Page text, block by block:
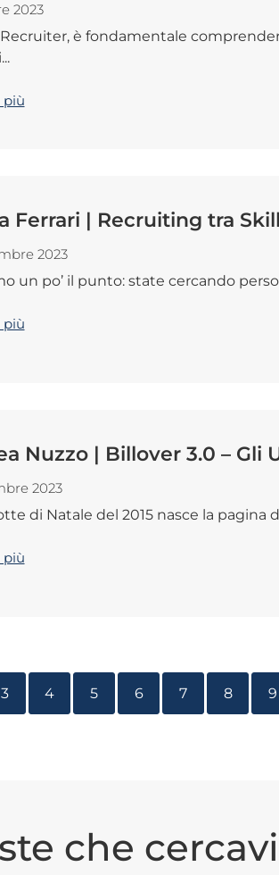
2023
è fondamentale
più
Ferrari | Recruiting tra
2023
un po’ il punto: state cercando
più
Nuzzo | Billover 3.0 – Gli
2023
di Natale del 2015 nasce la pagina
più
3 4 5 6 7 8 9
che